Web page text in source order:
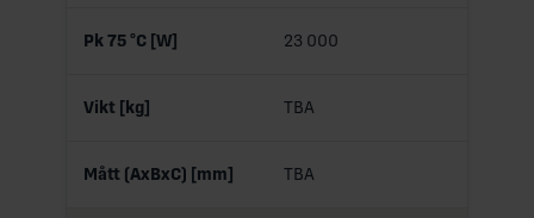
Pk 75 °C [W] 23 000
Vikt [kg] TBA
Mått (AxBxC) [mm] TBA